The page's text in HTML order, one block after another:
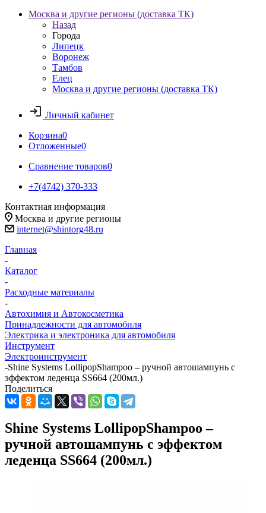
Москва и другие регионы (доставка ТК)
Назад
Города
Липецк
Воронеж
Тамбов
Елец
Москва и другие регионы (доставка ТК)
Личный кабинет
Корзина0
Отложенные0
Сравнение товаров0
+7(4742) 370-333
Контактная информация
Москва и другие регионы
internet@shintorg48.ru
Главная
-
Каталог
-
Расходные материалы
-
Автохимия и Автокосметика
Принадлежности для автомобиля
Электрика и электроника для автомобиля
Инструмент
Электроинструмент
-Shine Systems LollipopShampoo – ручной автошампунь с
эффектом леденца SS664 (200мл.)
Поделиться
Shine Systems LollipopShampoo –
ручной автошампунь с эффектом
леденца SS664 (200мл.)